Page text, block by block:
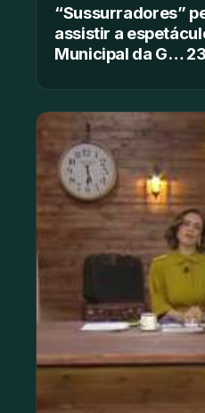
“Sussurradores”
assistir a
Municipal da G…